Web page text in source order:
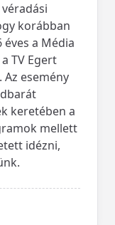
korábban
a Média
TV Egert
esemény
keretében a
mellett
idézni,